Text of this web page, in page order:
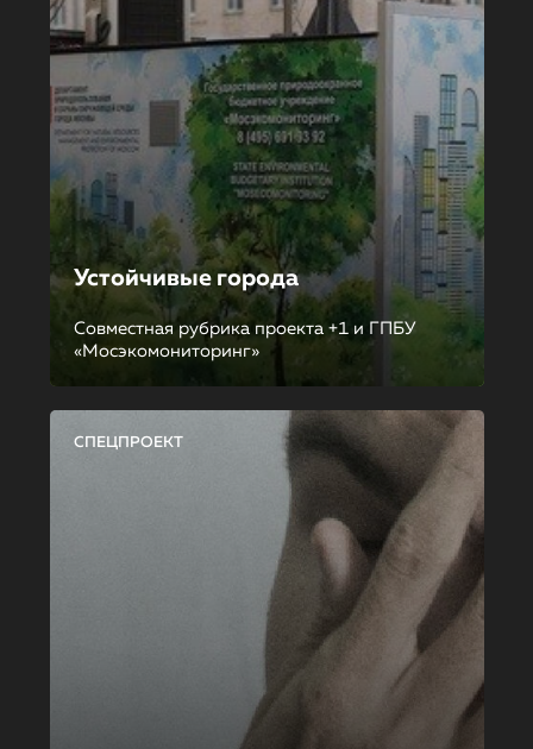
Устойчивые города
Совместная рубрика проекта +1 и ГПБУ
«Мосэкомониторинг»
СПЕЦПРОЕКТ